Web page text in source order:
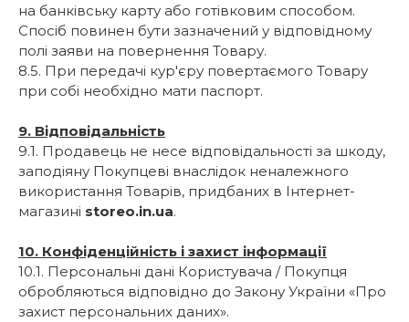
на банківську карту або готівковим способом.
Спосіб повинен бути зазначений у відповідному
полі заяви на повернення Товару.
8.5. При передачі кур'єру повертаємого Товару
при собі необхідно мати паспорт.
9. Відповідальність
9.1. Продавець не несе відповідальності за шкоду,
заподіяну Покупцеві внаслідок неналежного
використання Товарів, придбаних в Інтернет-
магазині storeo.in.ua.
10. Конфіденційність і захист інформації
10.1. Персональні дані Користувача / Покупця
обробляються відповідно до Закону України «Про
захист персональних даних».